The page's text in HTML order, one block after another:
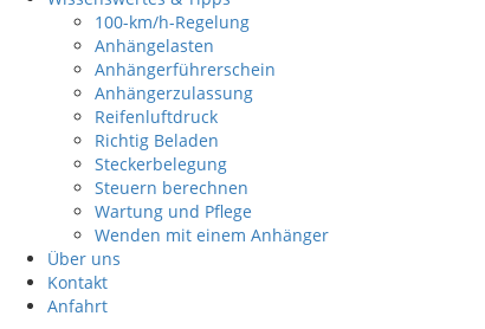
100-km/h-Regelung
Anhängelasten
Anhängerführerschein
Anhängerzulassung
Reifenluftdruck
Richtig Beladen
Steckerbelegung
Steuern berechnen
Wartung und Pflege
Wenden mit einem Anhänger
Über uns
Kontakt
Anfahrt